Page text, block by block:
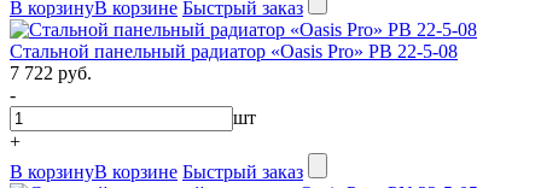
В корзинуВ корзине Быстрый заказ
Стальной панельный радиатор «Oasis Pro» PB 22-5-08
7 722 руб.
-
шт
+
В корзинуВ корзине Быстрый заказ